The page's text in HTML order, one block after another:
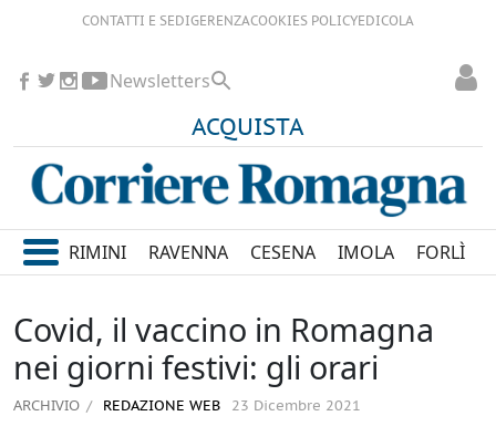
CONTATTI E SEDIGERENZACOOKIES POLICYEDICOLA
ACQUISTA
Newsletters
RIMINI RAVENNA CESENA IMOLA FORLÌ
Covid, il vaccino in Romagna
nei giorni festivi: gli orari
ARCHIVIO REDAZIONE WEB 23 Dicembre 2021